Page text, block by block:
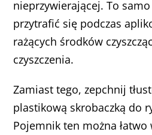
nieprzywierającej. To
przytrafić się podczas
rażących środków
czyszczenia.
Zamiast tego, zepchnij
plastikową skrobaczką do
Pojemnik ten można łatwo